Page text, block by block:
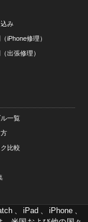
み
iPhone修理）
出張修理）
一覧
比較
、iPad、iPhone、